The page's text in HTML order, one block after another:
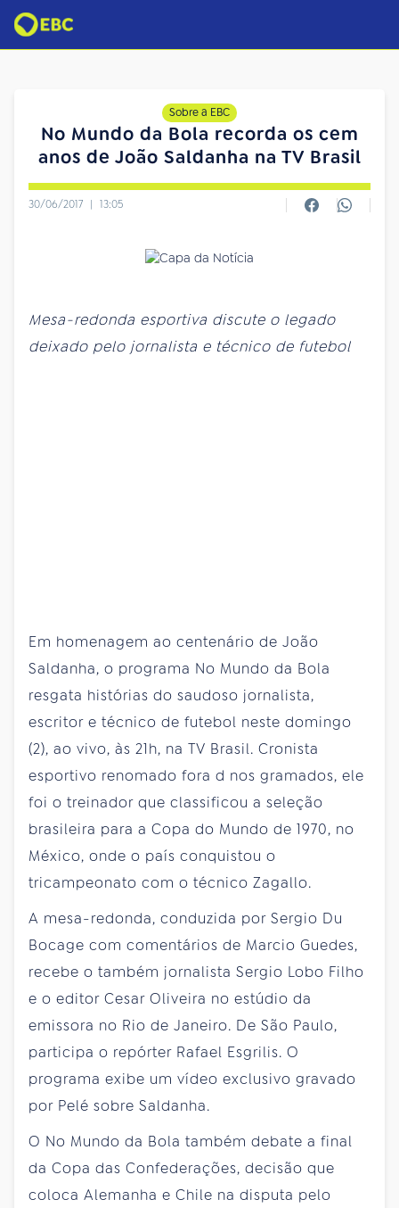
Sobre a EBC
No Mundo da Bola recorda os cem
anos de João Saldanha na TV Brasil
30/06/2017 | 13:05
Mesa-redonda esportiva discute o legado
deixado pelo jornalista e técnico de futebol
Em homenagem ao centenário de João
Saldanha, o programa No Mundo da Bola
resgata histórias do saudoso jornalista,
escritor e técnico de futebol neste domingo
(2), ao vivo, às 21h, na TV Brasil. Cronista
esportivo renomado fora d nos gramados, ele
foi o treinador que classificou a seleção
brasileira para a Copa do Mundo de 1970, no
México, onde o país conquistou o
tricampeonato com o técnico Zagallo.
A mesa-redonda, conduzida por Sergio Du
Bocage com comentários de Marcio Guedes,
recebe o também jornalista Sergio Lobo Filho
e o editor Cesar Oliveira no estúdio da
emissora no Rio de Janeiro. De São Paulo,
participa o repórter Rafael Esgrilis. O
programa exibe um vídeo exclusivo gravado
por Pelé sobre Saldanha.
O No Mundo da Bola também debate a final
da Copa das Confederações, decisão que
coloca Alemanha e Chile na disputa pelo